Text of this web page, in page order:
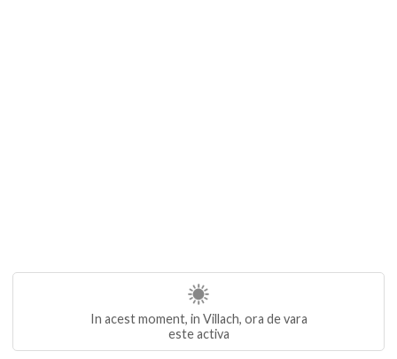
In acest moment, in Villach, ora de vara
este activa